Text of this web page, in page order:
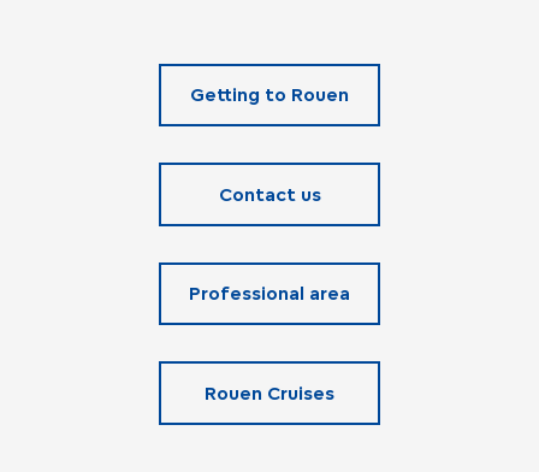
Getting to Rouen
Contact us
Professional area
Rouen Cruises